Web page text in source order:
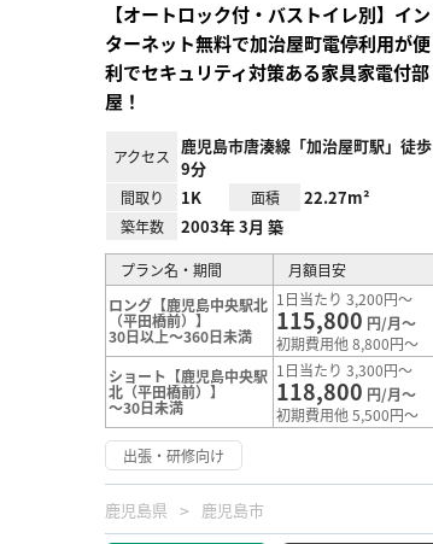
【オートロック付・バストイレ別】イン
ターネット無料で加治屋町電停利用が便
利でセキュリティ対策ある家具家電付部
屋！
アクセス
鹿児島市唐湊線「加治屋町駅」徒歩
9分
間取り 1K 面積 22.27m²
築年数 2003年 3月 築
プラン名・期間
月額目安
ロング【鹿児島中央駅北
（平田橋前）】
30日以上～360日未満
1日当たり 3,200円～
115,800 円/月～
初期費用他 8,800円～
ショート【鹿児島中央駅
北（平田橋前）】
～30日未満
1日当たり 3,300円～
118,800 円/月～
初期費用他 5,500円～
出張・研修向け
鹿児島県 鹿児島市